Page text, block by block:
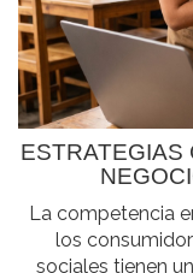
ESTRATEGIAS
La competencia
los
sociales tienen